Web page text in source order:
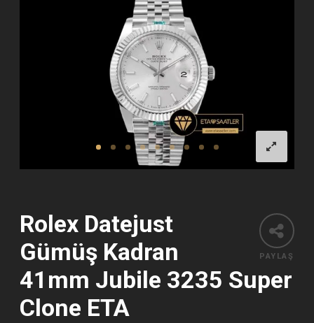
PAYLAŞ
Rolex Datejust
Gümüş Kadran
41mm Jubile 3235 Super
Clone ETA